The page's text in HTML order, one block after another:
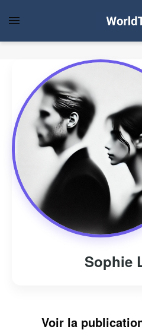
Sophie
Voir la